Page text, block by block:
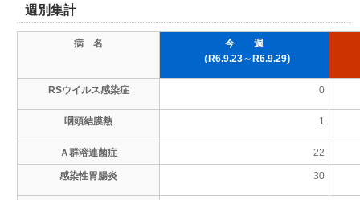
週別集計
病 名
今 週
（R6.9.23～R6.9.29)
RSウイルス感染症 0
咽頭結膜熱 1
Ａ群溶連菌症 22
感染性胃腸炎 30